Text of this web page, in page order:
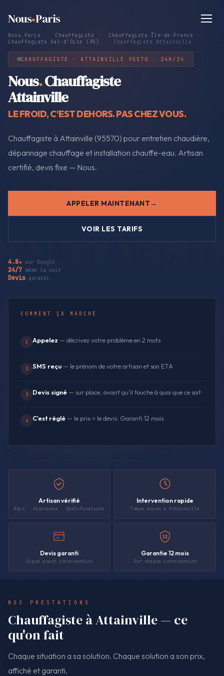
Nous Paris
Nous.Paris Chauffagiste Chauffagiste Île-de-France
Chauffagiste Val-d'Oise (95)
Chauffagiste Attainville
CHAUFFAGISTE · ATTAINVILLE 95570 · 24H/24
Nous.Chauffagiste
Attainville
LE FROID, C'EST DEHORS. PAS CHEZ VOUS.
Chauffagiste à Attainville (95570) pour entretien chaudière,
dépannage chauffage et installation chauffe-eau. Artisan
certifié, devis fixe — Nous.
APPELER MAINTENANT
VOIR LES TARIFS
4.8★ sur Google
24/7 même la nuit
Devis garanti
COMMENT ÇA MARCHE
1 Appelez — décrivez votre problème en 2 mots
2 SMS reçu — le prénom de votre artisan et son ETA
3 Devis signé — sur place, avant qu'il touche à quoi que ce soit
4 C'est réglé — le prix = le devis. Garanti 12 mois.
Artisan vérifié
Kbis · Assurance · Qualifications
Intervention rapide
Temps moyen à Attainville
Devis garanti
Signé avant intervention
12
Garantie 12 mois
Sur chaque intervention
NOS PRESTATIONS
Chauffagiste à Attainville — ce
qu'on fait
Chaque situation a sa solution. Chaque solution a son prix,
affiché et garanti.